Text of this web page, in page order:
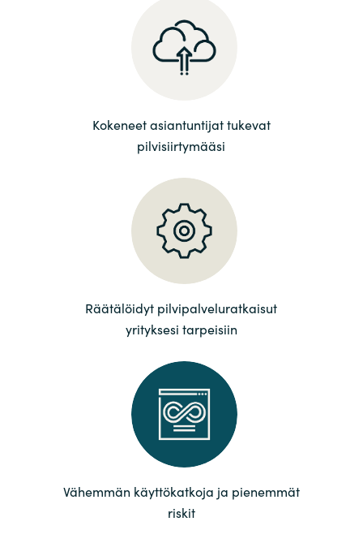
Kingdom of Saudi Arabia
Kuwait
Lithuania
Middle East
Netherlands
Norway
Oman
Philippines
Poland
Portugal
Kokeneet asiantuntijat tukevat
pilvisiirtymääsi
Räätälöidyt pilvipalveluratkaisut
yrityksesi tarpeisiin
Vähemmän käyttökatkoja ja pienemmät
riskit